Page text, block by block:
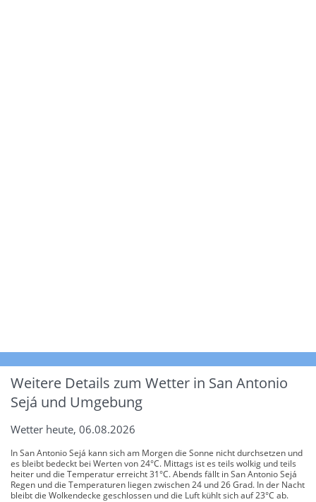
Weitere Details zum Wetter in San Antonio
Sejá und Umgebung
Wetter heute, 06.08.2026
In San Antonio Sejá kann sich am Morgen die Sonne nicht durchsetzen und
es bleibt bedeckt bei Werten von 24°C. Mittags ist es teils wolkig und teils
heiter und die Temperatur erreicht 31°C. Abends fällt in San Antonio Sejá
Regen und die Temperaturen liegen zwischen 24 und 26 Grad. In der Nacht
bleibt die Wolkendecke geschlossen und die Luft kühlt sich auf 23°C ab.